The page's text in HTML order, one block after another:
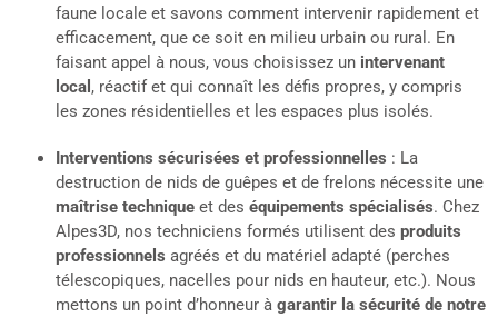
faune locale et savons comment intervenir rapidement et
efficacement, que ce soit en milieu urbain ou rural. En
faisant appel à nous, vous choisissez un intervenant
local , réactif et qui connaît les défis propres, y compris
les zones résidentielles et les espaces plus isolés.
Interventions sécurisées et professionnelles : La
destruction de nids de guêpes et de frelons nécessite une
maîtrise technique et des équipements spécialisés. Chez
Alpes3D, nos techniciens formés utilisent des produits
professionnels agréés et du matériel adapté (perches
télescopiques, nacelles pour nids en hauteur, etc.). Nous
mettons un point d’honneur à garantir la sécurité de notre